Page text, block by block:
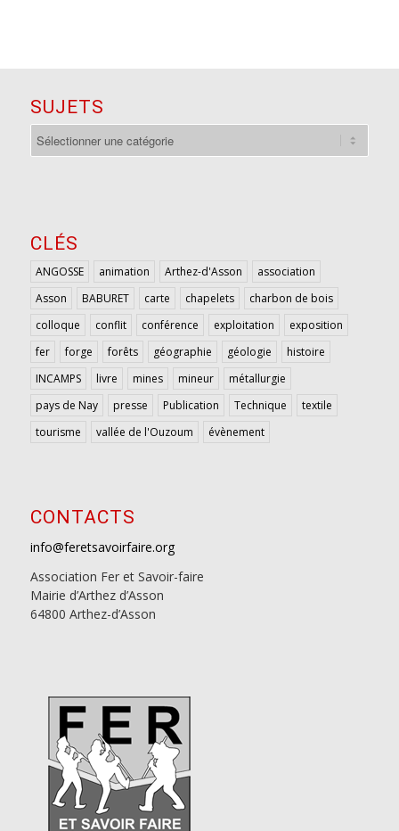
SUJETS
CLÉS
ANGOSSE animation Arthez-d'Asson
association
Asson
BABURET carte chapelets
charbon de bois
colloque
conflit conférence exploitation
exposition
fer
forge forêts géographie géologie
histoire
INCAMPS
livre mines mineur
métallurgie
pays de Nay
presse Publication Technique
textile
tourisme
vallée de l'Ouzoum évènement
CONTACTS
info@feretsavoirfaire.org
Association Fer et Savoir-faire
Mairie d’Arthez d’Asson
64800 Arthez-d’Asson